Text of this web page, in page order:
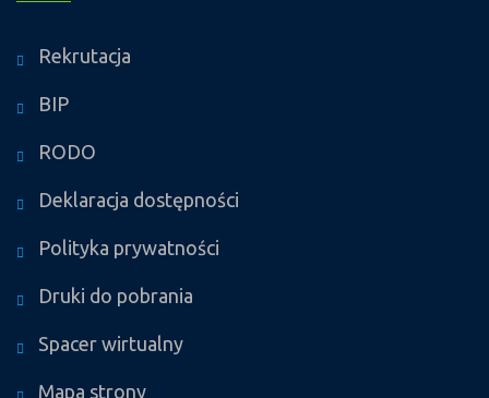
Rekrutacja
BIP
RODO
Deklaracja dostępności
Polityka prywatności
Druki do pobrania
Spacer wirtualny
Mapa strony